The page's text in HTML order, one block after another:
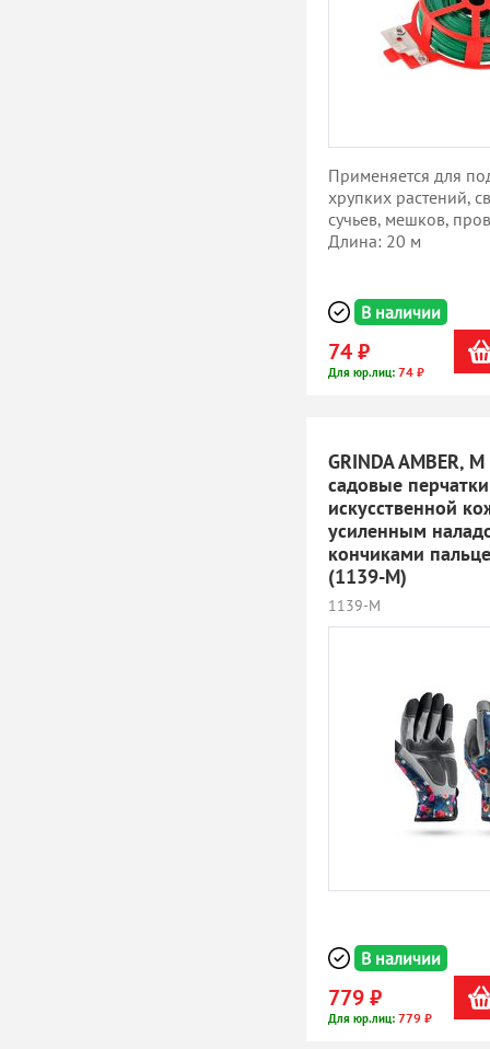
Применяется для
хрупких растений,
сучьев, мешков,
Длина: 20 м
В наличии
74 ₽
Для юр.лиц: 74 ₽
GRINDA AMBER,
садовые
искусственной
усиленным
кончиками
(1139-M)
1139-M
В наличии
779 ₽
Для юр.лиц: 779 ₽